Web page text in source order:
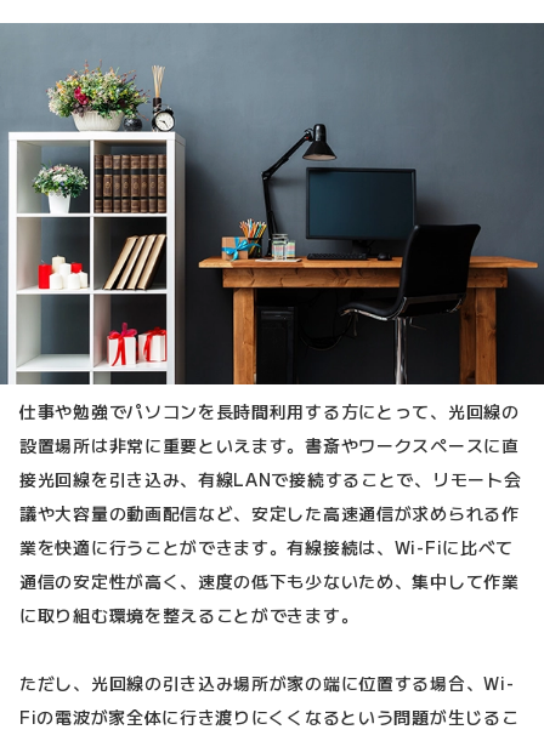
仕事や勉強でパソコンを長時間利用する方にとって、光回線の
設置場所は非常に重要といえます。書斎やワークスペースに直
接光回線を引き込み、有線LANで接続することで、リモート会
議や大容量の動画配信など、安定した高速通信が求められる作
業を快適に行うことができます。有線接続は、Wi-Fiに比べて
通信の安定性が高く、速度の低下も少ないため、集中して作業
に取り組む環境を整えることができます。
ただし、光回線の引き込み場所が家の端に位置する場合、Wi-
Fiの電波が家全体に行き渡りにくくなるという問題が生じるこ